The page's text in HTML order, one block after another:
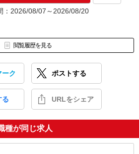
：2026/08/07～2026/08/20
閲覧履歴を見る
ーク ポストする
る URLをシェア
種が同じ求人